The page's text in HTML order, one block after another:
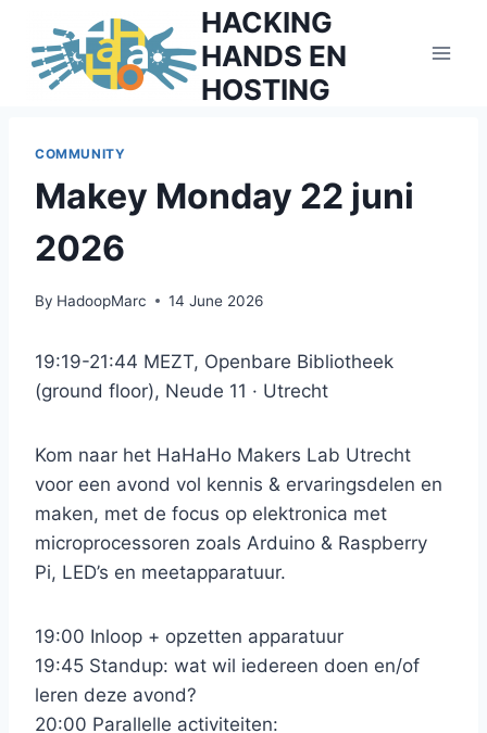
content
HACKING
HANDS EN
HOSTING
COMMUNITY
Makey Monday 22 juni
2026
By HadoopMarc 14 June 2026
19:19-21:44 MEZT, Openbare Bibliotheek
(ground floor), Neude 11 · Utrecht
Kom naar het HaHaHo Makers Lab Utrecht
voor een avond vol kennis & ervaringsdelen en
maken, met de focus op elektronica met
microprocessoren zoals Arduino & Raspberry
Pi, LED’s en meetapparatuur.
19:00 Inloop + opzetten apparatuur
19:45 Standup: wat wil iedereen doen en/of
leren deze avond?
20:00 Parallelle activiteiten: